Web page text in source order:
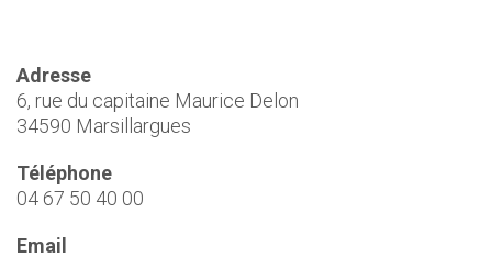
Adresse
6, rue du capitaine Maurice Delon
34590 Marsillargues
Téléphone
04 67 50 40 00
Email